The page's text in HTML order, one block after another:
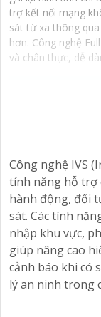
trợ kết nối mạng
sát từ xa thông
hơn. Công nghệ
và chân thực, dễ
Camera công
(Thermal
kế để cung cấp
trong mọi điều
chọn lý tưởng
của bạn.
Với công nghệ
ràng giữa người
việc báo động
Công nghệ IVS
tính năng hỗ trợ
hành động, đối
sát. Các tính
nhập khu vực,
giúp nâng cao
cảnh báo khi có
lý an ninh trong